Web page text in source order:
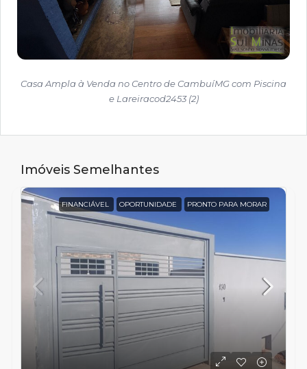
Casa Ampla à Venda no Centro de CambuíMG com Piscina
e Lareiracod2453 (2)
Imóveis Semelhantes
FINANCIÁVEL OPORTUNIDADE PRONTO PARA MORAR